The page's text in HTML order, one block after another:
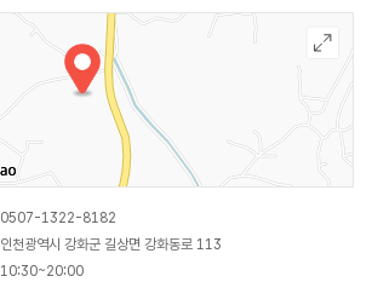
0507-1322-8182
인천광역시 강화군 길상면 강화동로 113
10:30~20:00